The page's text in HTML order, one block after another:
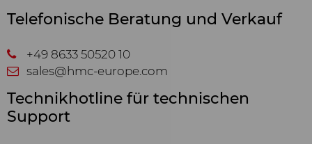
Telefonische Beratung und Verkauf
+49 8633 50520 10
sales@hmc-europe.com
Technikhotline für technischen
Support